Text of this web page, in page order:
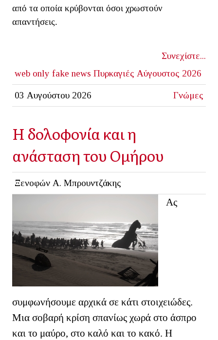
από τα οποία κρύβονται όσοι χρωστούν
απαντήσεις.
Συνεχίστε...
web only fake news Πυρκαγιές Αύγουστος 2026
03 Αυγούστου 2026 Γνώμες
Η δολοφονία και η
ανάσταση του Ομήρου
Ξενοφών Α. Μπρουντζάκης
Ας
συμφωνήσουμε αρχικά σε κάτι στοιχειώδες.
Μια σοβαρή κρίση σπανίως χωρά στο άσπρο
και το μαύρο, στο καλό και το κακό. Η